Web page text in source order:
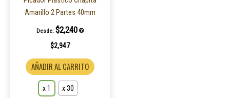
Amarillo 2 Partes 40mm
Desde: $2,240
$2,947
AÑADIR AL CARRITO
en
x 1 x 30